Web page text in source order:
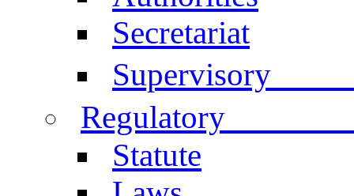
Secretariat
Supervisory
Regulatory
Statute